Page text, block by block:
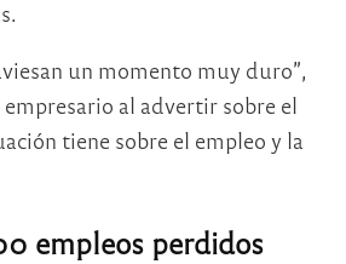
un momento muy duro”,
al advertir sobre el
tiene sobre el empleo y la
empleos perdidos